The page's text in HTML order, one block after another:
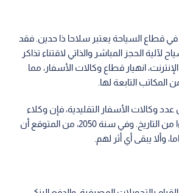
في قطاع السياحة يعتبر سلاحا ذا حدين. فقد
الحجز المباشر والذاتي لاقتناء تذاكر
انهيار قطاع وكالات الأسفار، مما
المكاتب التابعة لها.
وكالات الأسفار التقليدية، فإن وكلاء
السفر سيصبحون جزءا من التاريخ. وفي سنة 2050، من المتوقع أن
وألا يبقى أي أثر لهم.